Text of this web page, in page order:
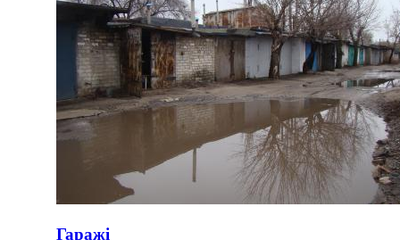
Гаражі